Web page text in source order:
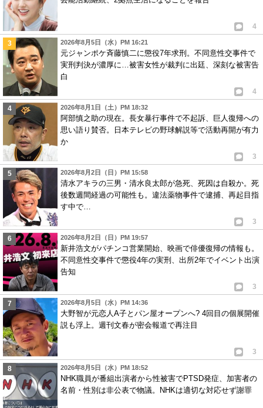
4
2026年8月5日（水）PM 16:21
元ジャンポケ斉藤慎二に懲役7年求刑。不同意性交事件で
実刑判決が濃厚に…被害女性が裁判に出廷、深刻な被害告
白
4
2026年8月1日（土）PM 18:32
阿部慎之助の現在。長女暴行事件で不起訴、巨人復帰への
思い語り賛否。日本テレビの野球解説等で活動再開が有力
か
3
2026年8月2日（日）PM 15:58
清水アキラの三男・清水良太郎が急死、死因は自殺か。死
後数週間経過の可能性も。違法薬物事件で逮捕、再起目指
す中で…
3
2026年8月2日（日）PM 19:57
新井浩文がパチンコ営業開始、映画で俳優復帰の情報も。
不同意性交事件で懲役4年の実刑、出所2年でイベント出演
告知
3
2026年8月5日（水）PM 14:36
大野智が元恋人A子とパン屋オープンへ? 4回目の個展開催
説も浮上。週刊文春が密会報道で再注目
3
2026年8月5日（水）PM 18:52
NHK職員が番組出演者から性被害でPTSD発症、加害者の
名前・性別は非公表で物議。NHKは適切な対応せず謝罪